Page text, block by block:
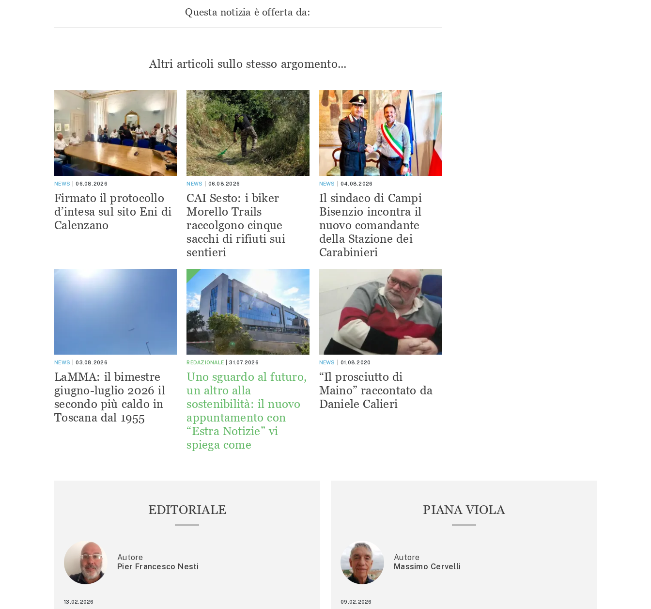
Questa notizia è offerta da:
Altri articoli sullo stesso argomento...
NEWS 06.08.2026
Firmato il protocollo
d’intesa sul sito Eni di
Calenzano
NEWS 06.08.2026
CAI Sesto: i biker
Morello Trails
raccolgono cinque
sacchi di rifiuti sui
sentieri
NEWS 04.08.2026
Il sindaco di Campi
Bisenzio incontra il
nuovo comandante
della Stazione dei
Carabinieri
NEWS 03.08.2026
LaMMA: il bimestre
giugno-luglio 2026 il
secondo più caldo in
Toscana dal 1955
REDAZIONALE 31.07.2026
Uno sguardo al futuro,
un altro alla
sostenibilità: il nuovo
appuntamento con
“Estra Notizie” vi
spiega come
NEWS 01.08.2020
“Il prosciutto di
Maino” raccontato da
Daniele Calieri
EDITORIALE
Autore
Pier Francesco Nesti
13.02.2026
PIANA VIOLA
Autore
Massimo Cervelli
09.02.2026